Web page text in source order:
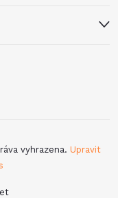
vyhrazena. Upravit